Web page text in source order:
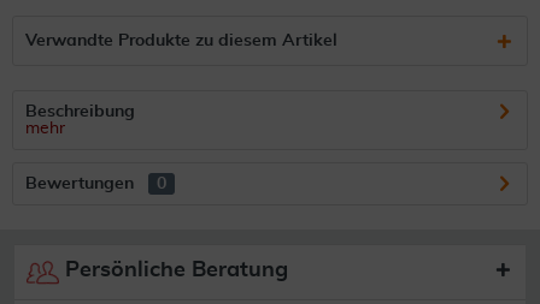
Verwandte Produkte zu diesem Artikel
Beschreibung
mehr
Bewertungen 0
Persönliche Beratung